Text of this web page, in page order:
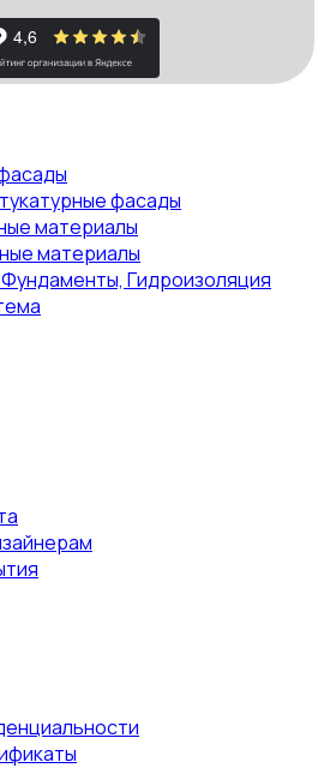
фасады
материалы
материалы
Гидроизоляция